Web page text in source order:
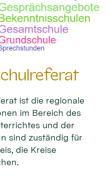
ist die regionale
im Bereich des
und der
sind zuständig für
die Kreise